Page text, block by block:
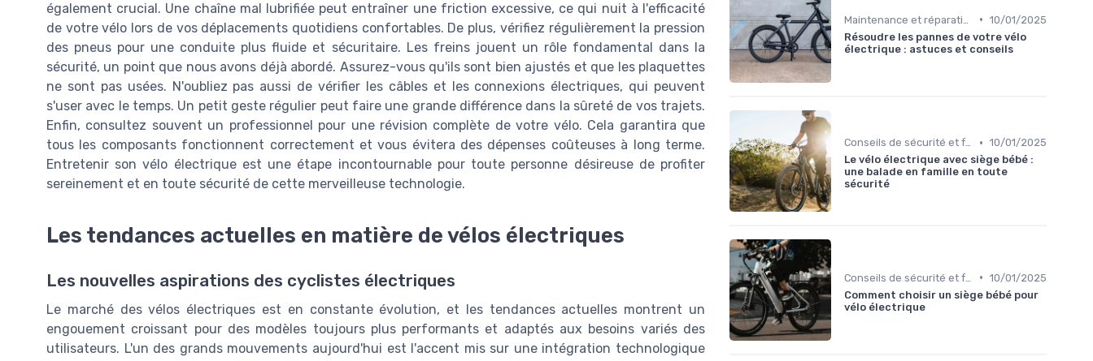
également crucial. Une chaîne mal lubrifiée peut entraîner une friction excessive, ce qui nuit à l'efficacité
de votre vélo lors de vos déplacements quotidiens confortables. De plus, vérifiez régulièrement la pression
des pneus pour une conduite plus fluide et sécuritaire. Les freins jouent un rôle fondamental dans la
sécurité, un point que nous avons déjà abordé. Assurez-vous qu'ils sont bien ajustés et que les plaquettes
ne sont pas usées. N'oubliez pas aussi de vérifier les câbles et les connexions électriques, qui peuvent
s'user avec le temps. Un petit geste régulier peut faire une grande différence dans la sûreté de vos trajets.
Enfin, consultez souvent un professionnel pour une révision complète de votre vélo. Cela garantira que
tous les composants fonctionnent correctement et vous évitera des dépenses coûteuses à long terme.
Entretenir son vélo électrique est une étape incontournable pour toute personne désireuse de profiter
sereinement et en toute sécurité de cette merveilleuse technologie.
Les tendances actuelles en matière de vélos électriques
Les nouvelles aspirations des cyclistes électriques
Le marché des vélos électriques est en constante évolution, et les tendances actuelles montrent un
engouement croissant pour des modèles toujours plus performants et adaptés aux besoins variés des
utilisateurs. L'un des grands mouvements aujourd'hui est l'accent mis sur une intégration technologique
• 10/01/2025
Résoudre les pannes de votre vélo
électrique : astuces et conseils
Conseils de sécurité et formation • 10/01/2025
Le vélo électrique avec siège bébé :
une balade en famille en toute
sécurité
• 10/01/2025
Comment choisir un siège bébé pour
vélo électrique